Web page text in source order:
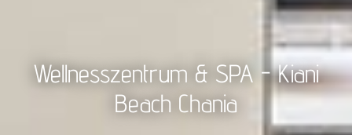
Wellnesszentrum & SPA - Kiani
Beach Chania